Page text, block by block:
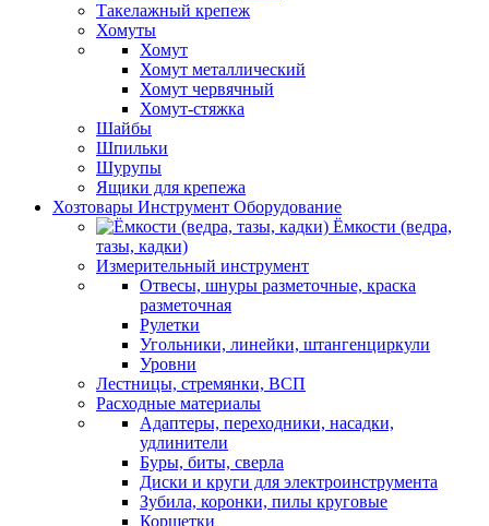
Такелажный крепеж
Хомуты
Хомут
Хомут металлический
Хомут червячный
Хомут-стяжка
Шайбы
Шпильки
Шурупы
Ящики для крепежа
Хозтовары Инструмент Оборудование
Ёмкости (ведра,
тазы, кадки)
Измерительный инструмент
Отвесы, шнуры разметочные, краска
разметочная
Рулетки
Угольники, линейки, штангенциркули
Уровни
Лестницы, стремянки, ВСП
Расходные материалы
Адаптеры, переходники, насадки,
удлинители
Буры, биты, сверла
Диски и круги для электроинструмента
Зубила, коронки, пилы круговые
Корщетки